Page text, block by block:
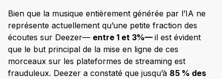
Bien que la musique entièrement générée par l’IA ne
représente actuellement qu’une petite fraction des
écoutes sur Deezer— entre 1 et 3%— il est évident
que le but principal de la mise en ligne de ces
morceaux sur les plateformes de streaming est
frauduleux. Deezer a constaté que jusqu’à 85 % des